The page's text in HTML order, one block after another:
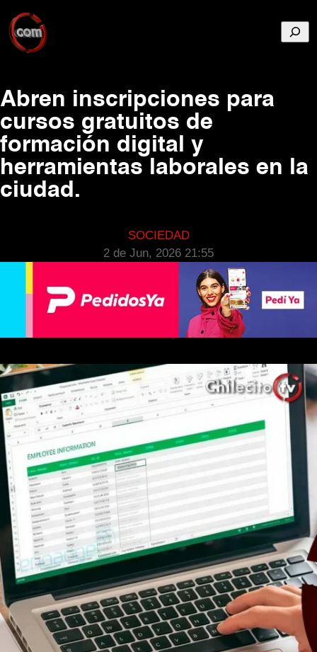
Abren inscripciones para
cursos gratuitos de
formación digital y
herramientas laborales en la
ciudad.
SOCIEDAD
2 de Jun, 2026 21:55